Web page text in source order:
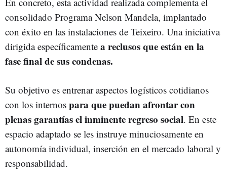
consolidado Programa Nelson Mandela, implantado
con éxito en las instalaciones de Teixeiro. Una iniciativa
dirigida específicamente a reclusos que están en la
fase final de sus condenas.
Su objetivo es entrenar aspectos logísticos cotidianos
con los internos para que puedan afrontar con
plenas garantías el inminente regreso social. En este
espacio adaptado se les instruye minuciosamente en
autonomía individual, inserción en el mercado laboral y
responsabilidad.